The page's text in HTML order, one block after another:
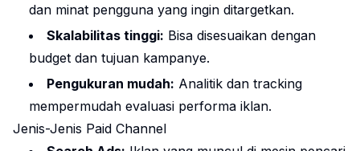
dan minat pengguna yang ingin ditargetkan.
Skalabilitas tinggi: Bisa disesuaikan dengan
budget dan tujuan kampanye.
Pengukuran mudah: Analitik dan tracking
mempermudah evaluasi performa iklan.
Jenis-Jenis Paid Channel